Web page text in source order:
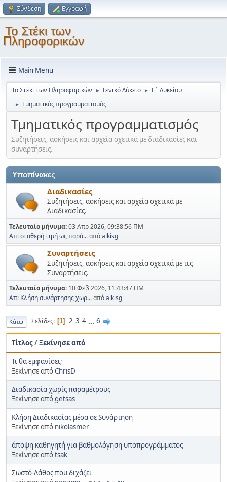
Σύνδεση Εγγραφή
Το Στέκι των
Πληροφορικών
Main Menu
Το Στέκι των Πληροφορικών ► Γενικό Λύκειο ► Γ΄ Λυκείου
► Τμηματικός προγραμματισμός
Τμηματικός προγραμματισμός
Συζητήσεις, ασκήσεις και αρχεία σχετικά με διαδικασίες και
συναρτήσεις.
Υποπίνακες
Διαδικασίες
Συζητήσεις, ασκήσεις και αρχεία σχετικά με
Διαδικασίες.
Τελευταίο μήνυμα:03 Απρ 2026, 09:38:56 ΠΜ
Απ: σταθερή τιμή ως παρά...απόalkisg
Συναρτήσεις
Συζητήσεις, ασκήσεις και αρχεία σχετικά με τις
Συναρτήσεις.
Τελευταίο μήνυμα: 10 Φεβ 2026, 11:43:47 ΠΜ
Απ: Κλήση συνάρτησης χωρ...απόalkisg
Κάτω Σελίδες 1 2 3 4 ... 6
Τίτλος/Ξεκίνησε από
Τι θα εμφανίσει;
Ξεκίνησε απόChrisD
Διαδικασία χωρίς παραμέτρους
Ξεκίνησε απόgetsas
Κλήση Διαδικασίας μέσα σε Sυνάρτηση
Ξεκίνησε από nikolasmer
άποψη καθηγητή για βαθμολόγηση υποπρογράμματος
Ξεκίνησε απόtsak
Σωστό-Λάθος που διχάζει